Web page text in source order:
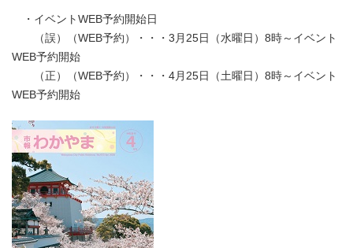
・イベントWEB予約開始日
（誤）（WEB予約）・・・3月25日（水曜日）8時～イベント
WEB予約開始
（正）（WEB予約）・・・4月25日（土曜日）8時～イベント
WEB予約開始